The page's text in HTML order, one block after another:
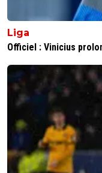
Liga
Officiel : Vinicius